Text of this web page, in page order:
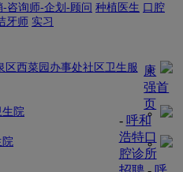
-咨询师-企划-顾问 种植医生 口腔
牙师 实习
区西菜园办事处社区卫生服
院
康
强首
页
- 呼和
浩特口
腔诊所